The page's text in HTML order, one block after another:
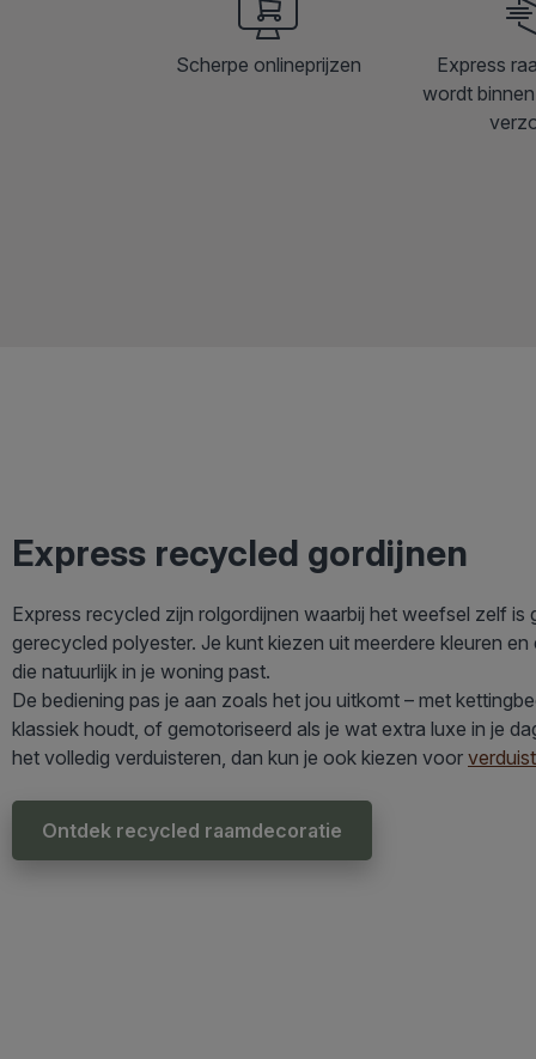
Scherpe onlineprijzen
Express
wordt
Express recycled gordijnen
Express recycled zijn rolgordijnen waarbij het weefsel zelf is
gerecycled polyester. Je kunt kiezen uit meerdere kleuren
die natuurlijk in je woning past.
De bediening pas je aan zoals het jou uitkomt – met
klassiek houdt, of gemotoriseerd als je wat extra luxe in je
het volledig verduisteren, dan kun je ook kiezen voor
Ontdek recycled raamdecoratie